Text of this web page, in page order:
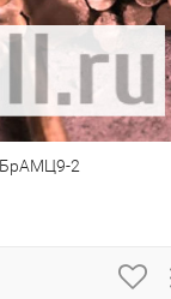
БрАМЦ9-2